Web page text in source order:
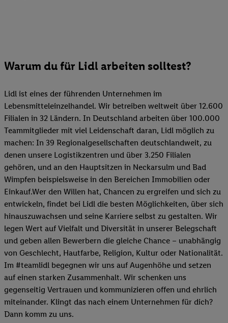
Warum du für Lidl arbeiten solltest?
Lidl ist eines der führenden Unternehmen im
Lebensmitteleinzelhandel. Wir betreiben weltweit über 12.600
Filialen in 32 Ländern. In Deutschland arbeiten über 100.000
Teammitglieder mit viel Leidenschaft daran, Lidl möglich zu
machen: In 39 Regionalgesellschaften deutschlandweit, zu
denen unsere Logistikzentren und über 3.250 Filialen
gehören, und an den Hauptsitzen in Neckarsulm und Bad
Wimpfen beispielsweise in den Bereichen Immobilien oder
Einkauf.Wer den Willen hat, Chancen zu ergreifen und sich zu
entwickeln, findet bei Lidl die besten Möglichkeiten, über sich
hinauszuwachsen und seine Karriere selbst zu gestalten. Wir
legen Wert auf Vielfalt und Diversität in unserer Belegschaft
und geben allen Bewerbern die gleiche Chance – unabhängig
von Geschlecht, Hautfarbe, Religion, Kultur oder Nationalität.
Im #teamlidl begegnen wir uns auf Augenhöhe und setzen
auf einen starken Zusammenhalt. Wir schenken uns
gegenseitig Vertrauen und kommunizieren offen und ehrlich
miteinander. Klingt das nach einem Unternehmen für dich?
Dann komm zu uns.​